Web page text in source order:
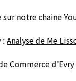
notre chaine
:Analyse de Me
Commerce d’Evry